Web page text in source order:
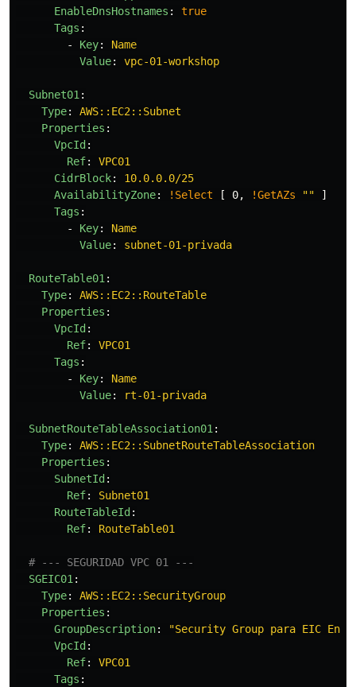
EnableDnsHostnames :
true
Tags :
-
Key:
Name
Value: vpc-01-workshop
Subnet01 :
Type:
AWS::EC2::Subnet
Properties :
VpcId :
Ref:
VPC01
CidrBlock:
10.0.0.0/25
AvailabilityZone: !Select [ 0, !GetAZs ""
]
Tags :
-
Key:
Name
Value: subnet-01-privada
RouteTable01 :
Type:
AWS::EC2::RouteTable
Properties :
VpcId :
Ref:
VPC01
Tags :
-
Key:
Name
Value: rt-01-privada
SubnetRouteTableAssociation01 :
Type:
AWS::EC2::SubnetRouteTableAssociation
Properties :
SubnetId :
Ref:
Subnet01
RouteTableId :
Ref: RouteTable01
# --- SEGURIDAD VPC 01 ---
SGEIC01 :
Type:
AWS::EC2::SecurityGroup
Properties :
GroupDescription: "Security Group para EIC
VpcId :
Ref:
VPC01
Tags :